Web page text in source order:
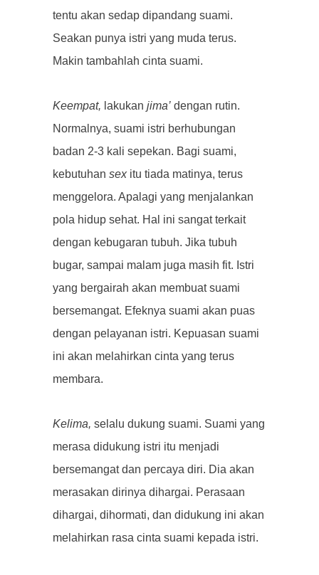
tentu akan sedap dipandang suami.
Seakan punya istri yang muda terus.
Makin tambahlah cinta suami.
Keempat, lakukan jima’ dengan rutin.
Normalnya, suami istri berhubungan
badan 2-3 kali sepekan. Bagi suami,
kebutuhan sexitu tiada matinya, terus
menggelora. Apalagi yang menjalankan
pola hidup sehat. Hal ini sangat terkait
dengan kebugaran tubuh. Jika tubuh
bugar, sampai malam juga masih fit. Istri
yang bergairah akan membuat suami
bersemangat. Efeknya suami akan puas
dengan pelayanan istri. Kepuasan suami
ini akan melahirkan cinta yang terus
membara.
Kelima, selalu dukung suami. Suami yang
merasa didukung istri itu menjadi
bersemangat dan percaya diri. Dia akan
merasakan dirinya dihargai. Perasaan
dihargai, dihormati, dan didukung ini akan
melahirkan rasa cinta suami kepada istri.